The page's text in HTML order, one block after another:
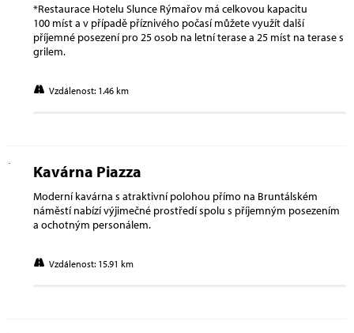
*Restaurace Hotelu Slunce Rýmařov má celkovou kapacitu
100 míst a v případě příznivého počasí můžete využít další
příjemné posezení pro 25 osob na letní terase a 25 míst na terase s
grilem.
Vzdálenost: 1.46 km
Kavárna Piazza
Moderní kavárna s atraktivní polohou přímo na Bruntálském
náměstí nabízí výjimečné prostředí spolu s příjemným posezením
a ochotným personálem.
Vzdálenost: 15.91 km